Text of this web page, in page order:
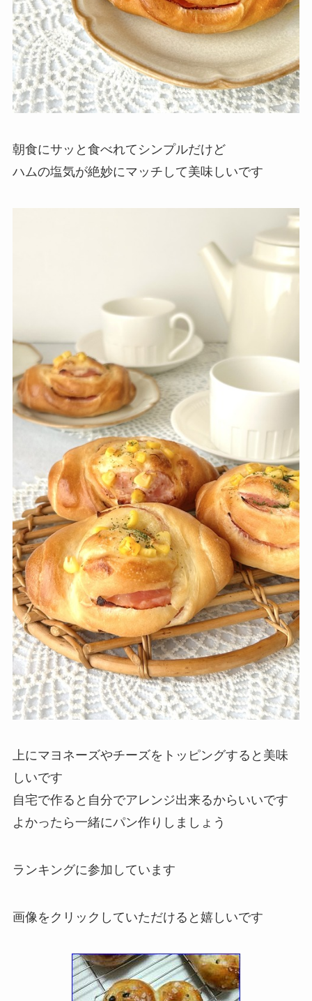
朝食にサッと食べれてシンプルだけど
ハムの塩気が絶妙にマッチして美味しいです
上にマヨネーズやチーズをトッピングすると美味
しいです
自宅で作ると自分でアレンジ出来るからいいです
よかったら一緒にパン作りしましょう
ランキングに参加しています
画像をクリックしていただけると嬉しいです